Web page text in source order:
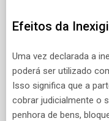
Efeitos da
Uma vez declarada a
poderá ser utilizado
Isso significa que a
cobrar judicialmente o
penhora de bens,